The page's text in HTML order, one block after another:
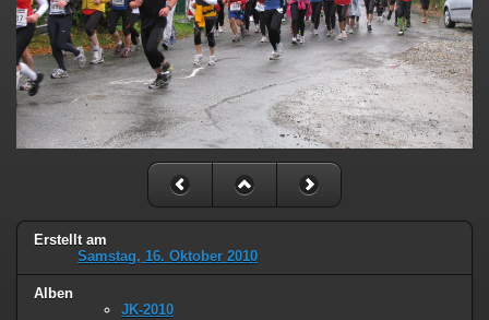
Erstellt am
Samstag, 16. Oktober 2010
Alben
JK-2010